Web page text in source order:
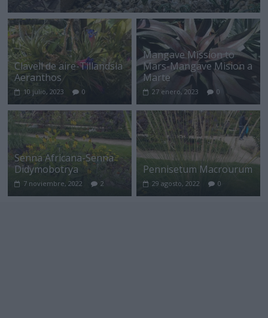
Clavell de aire-Tillandsia
Aeranthos
10 julio, 2023 0
Mangave Mission to
Mars-Mangave Mision a
Marte
27 enero, 2023 0
Senna Africana-Senna
Didymobotrya
7 noviembre, 2022 2
Pennisetum Macrourum
29 agosto, 2022 0